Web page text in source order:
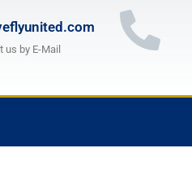
us by E-Mail